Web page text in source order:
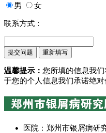
男 女
联系方式：
温馨提示： 您所填的信息我
于您的个人信息我们承诺绝对
医院：郑州市银屑病研